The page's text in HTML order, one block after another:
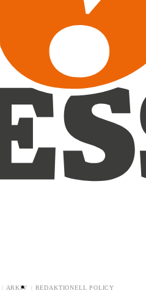
ARKIV REDAKTIONELL POLICY